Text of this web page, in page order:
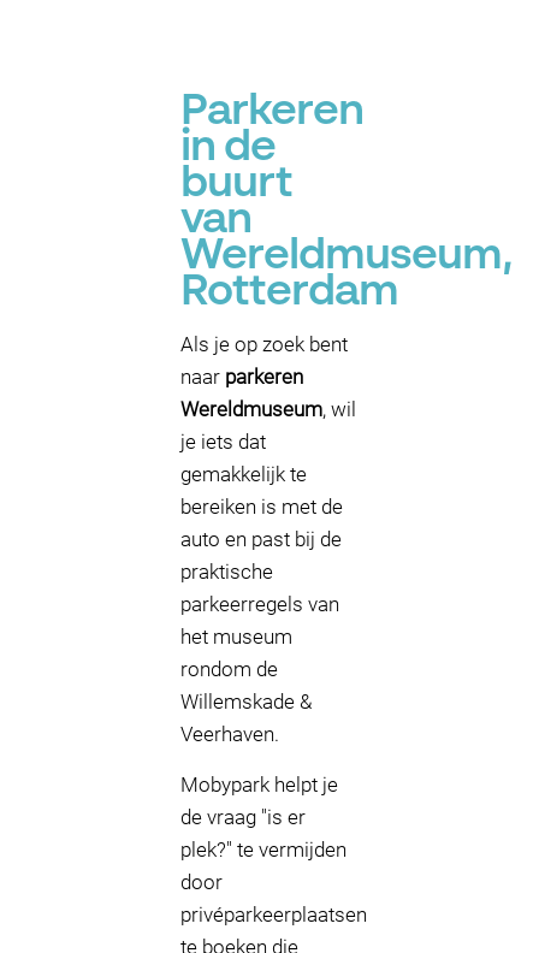
Parkeren
in de
buurt
van
Wereldmuseum,
Rotterdam
Als je op zoek bent
naar parkeren
Wereldmuseum, wil
je iets dat
gemakkelijk te
bereiken is met de
auto en past bij de
praktische
parkeerregels van
het museum
rondom de
Willemskade &
Veerhaven.
Mobypark helpt je
de vraag "is er
plek?" te vermijden
door
privéparkeerplaatsen
te boeken die